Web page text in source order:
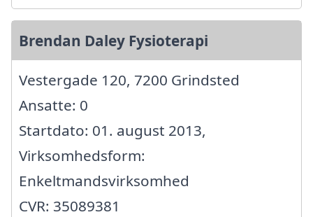
Brendan Daley Fysioterapi
Vestergade 120, 7200 Grindsted
Ansatte: 0
Startdato: 01. august 2013,
Virksomhedsform:
Enkeltmandsvirksomhed
CVR: 35089381